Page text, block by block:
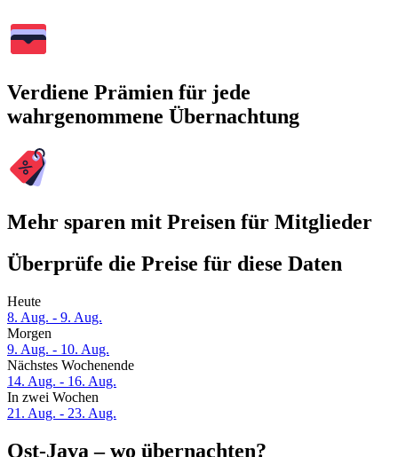
Verdiene Prämien für jede
wahrgenommene Übernachtung
Mehr sparen mit Preisen für Mitglieder
Überprüfe die Preise für diese Daten
Heute
8. Aug. - 9. Aug.
Morgen
9. Aug. - 10. Aug.
Nächstes Wochenende
14. Aug. - 16. Aug.
In zwei Wochen
21. Aug. - 23. Aug.
Ost-Java – wo übernachten?